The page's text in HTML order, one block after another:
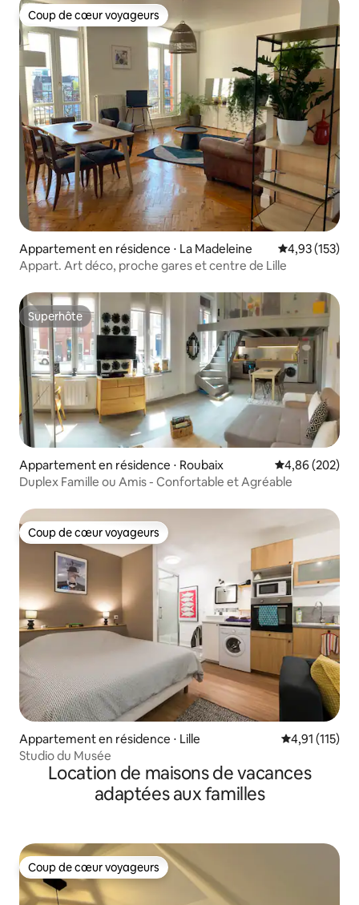
Coup de cœur voyageurs
Coup de cœur voyageurs
Appartement en résidence ⋅ La Madeleine Évaluation
4,93 (153)
Appart. Art déco, proche gares et centre de Lille
Superhôte
Superhôte
Appartement en résidence ⋅ Roubaix Évaluation
4,86 (202)
Duplex Famille ou Amis - Confortable et Agréable
Coup de cœur voyageurs
Coup de cœur voyageurs
Appartement en résidence ⋅ Lille Évaluation
4,91 (115)
Studio du Musée
Location de maisons de vacances
adaptées aux familles
Coup de cœur voyageurs
Coup de cœur voyageurs